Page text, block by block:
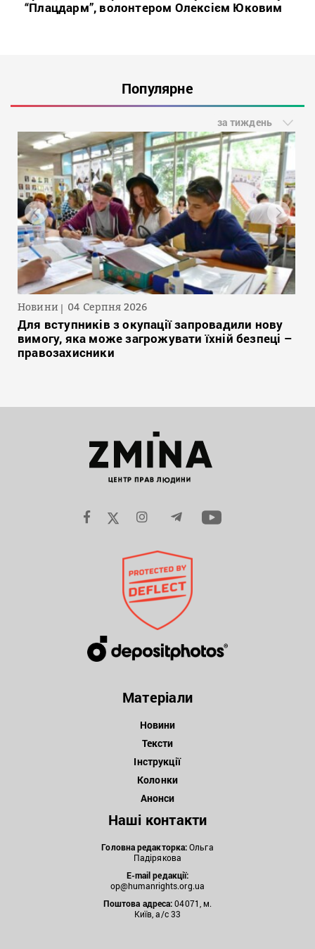
“Плацдарм”, волонтером Олексієм Юковим
Популярне
за тиждень
Новини 04 Серпня 2026
Для вступників з окупації запровадили нову
вимогу, яка може загрожувати їхній безпеці –
правозахисники
Матеріали
Новини
Тексти
Інструкції
Колонки
Анонси
Наші контакти
Головна редакторка:Ольга
Падірякова
E-mail редакції:
op@humanrights.org.ua
Поштова адреса:04071, м.
Київ, а/с 33